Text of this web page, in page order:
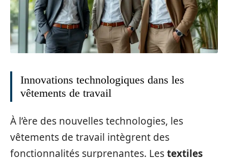
Innovations technologiques dans les
vêtements de travail
À l’ère des nouvelles technologies, les
vêtements de travail intègrent des
fonctionnalités surprenantes. Lestextiles